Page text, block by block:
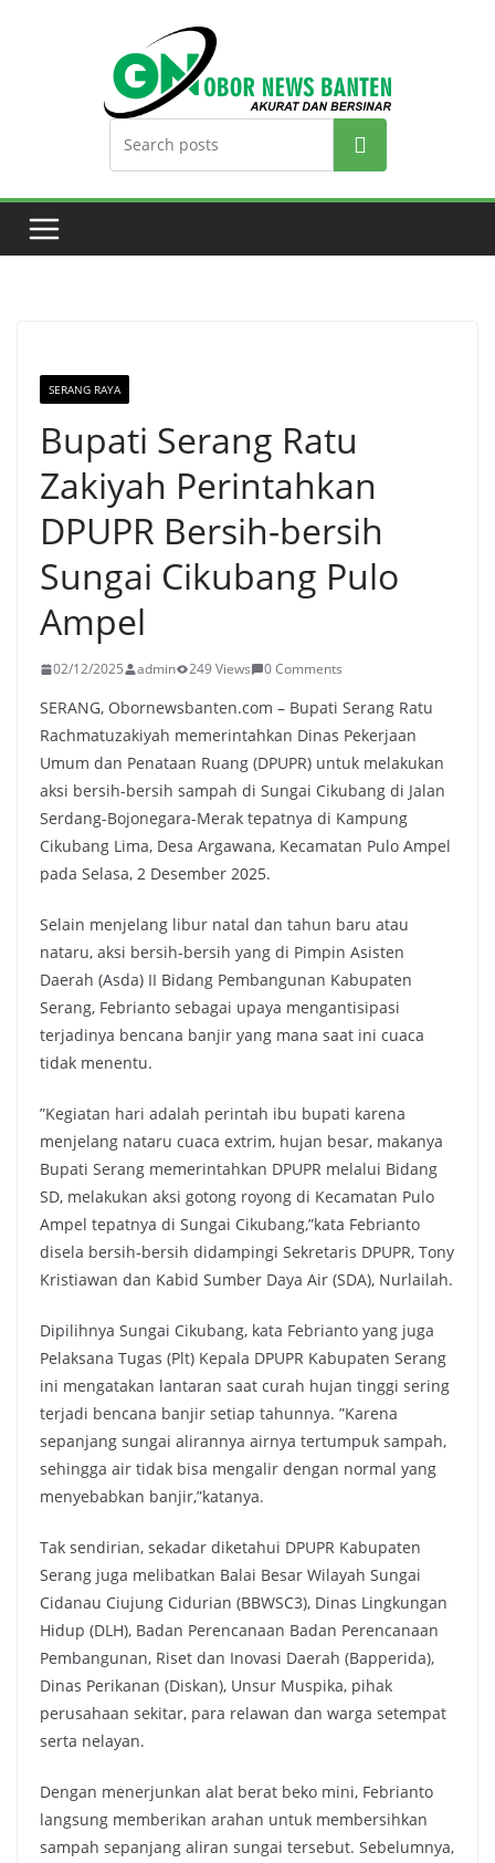
Search
SERANG RAYA
Bupati Serang Ratu
Zakiyah Perintahkan
DPUPR Bersih-bersih
Sungai Cikubang Pulo
Ampel
02/12/2025 admin 249 Views 0 Comments
SERANG, Obornewsbanten.com – Bupati Serang Ratu
Rachmatuzakiyah memerintahkan Dinas Pekerjaan
Umum dan Penataan Ruang (DPUPR) untuk melakukan
aksi bersih-bersih sampah di Sungai Cikubang di Jalan
Serdang-Bojonegara-Merak tepatnya di Kampung
Cikubang Lima, Desa Argawana, Kecamatan Pulo Ampel
pada Selasa, 2 Desember 2025.
Selain menjelang libur natal dan tahun baru atau
nataru, aksi bersih-bersih yang di Pimpin Asisten
Daerah (Asda) II Bidang Pembangunan Kabupaten
Serang, Febrianto sebagai upaya mengantisipasi
terjadinya bencana banjir yang mana saat ini cuaca
tidak menentu.
”Kegiatan hari adalah perintah ibu bupati karena
menjelang nataru cuaca extrim, hujan besar, makanya
Bupati Serang memerintahkan DPUPR melalui Bidang
SD, melakukan aksi gotong royong di Kecamatan Pulo
Ampel tepatnya di Sungai Cikubang,”kata Febrianto
disela bersih-bersih didampingi Sekretaris DPUPR, Tony
Kristiawan dan Kabid Sumber Daya Air (SDA), Nurlailah.
Dipilihnya Sungai Cikubang, kata Febrianto yang juga
Pelaksana Tugas (Plt) Kepala DPUPR Kabupaten Serang
ini mengatakan lantaran saat curah hujan tinggi sering
terjadi bencana banjir setiap tahunnya. ”Karena
sepanjang sungai alirannya airnya tertumpuk sampah,
sehingga air tidak bisa mengalir dengan normal yang
menyebabkan banjir,”katanya.
Tak sendirian, sekadar diketahui DPUPR Kabupaten
Serang juga melibatkan Balai Besar Wilayah Sungai
Cidanau Ciujung Cidurian (BBWSC3), Dinas Lingkungan
Hidup (DLH), Badan Perencanaan Badan Perencanaan
Pembangunan, Riset dan Inovasi Daerah (Bapperida),
Dinas Perikanan (Diskan), Unsur Muspika, pihak
perusahaan sekitar, para relawan dan warga setempat
serta nelayan.
Dengan menerjunkan alat berat beko mini, Febrianto
langsung memberikan arahan untuk membersihkan
sampah sepanjang aliran sungai tersebut. Sebelumnya,